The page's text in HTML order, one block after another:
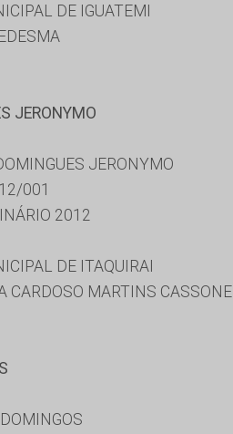
DE IGUATEMI
JERONYMO
JERONYMO
001
2012
DE ITAQUIRAI
CARDOSO MARTINS CASSONE